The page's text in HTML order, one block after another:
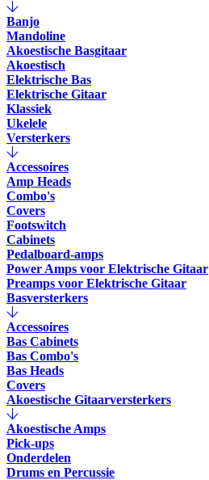
Banjo
Mandoline
Akoestische Basgitaar
Akoestisch
Elektrische Bas
Elektrische Gitaar
Klassiek
Ukelele
Versterkers
Accessoires
Amp Heads
Combo's
Covers
Footswitch
Cabinets
Pedalboard-amps
Power Amps voor Elektrische Gitaar
Preamps voor Elektrische Gitaar
Basversterkers
Accessoires
Bas Cabinets
Bas Combo's
Bas Heads
Covers
Akoestische Gitaarversterkers
Akoestische Amps
Pick-ups
Onderdelen
Drums en Percussie